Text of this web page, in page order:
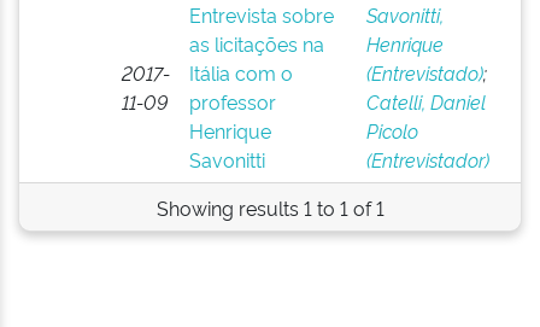
2017-
11-09
Entrevista sobre
as licitações na
Itália com o
professor
Henrique
Savonitti
Savonitti,
Henrique
(Entrevistado);
Catelli, Daniel
Picolo
(Entrevistador)
Showing results 1 to 1 of 1